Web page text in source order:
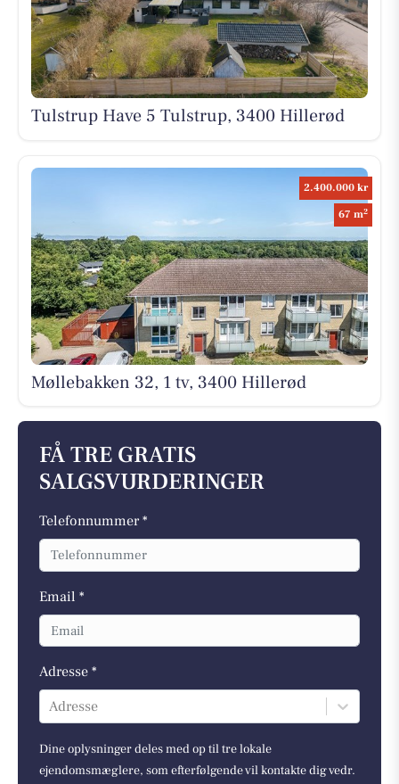
Tulstrup Have 5 Tulstrup, 3400 Hillerød
2.400.000 kr
67 m2
Møllebakken 32, 1 tv, 3400 Hillerød
FÅ TRE GRATIS
SALGSVURDERINGER
Telefonnummer *
Email *
Adresse *
Adresse
Dine oplysninger deles med op til tre lokale
ejendomsmæglere, som efterfølgende vil kontakte dig vedr.